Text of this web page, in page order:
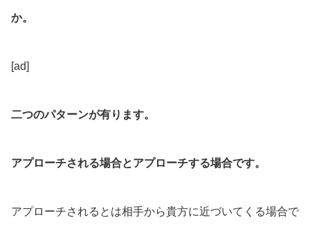
か。
[ad]
二つのパターンが有ります。
アプローチされる場合とアプローチする場合です。
アプローチされるとは相手から貴方に近づいてくる場合で